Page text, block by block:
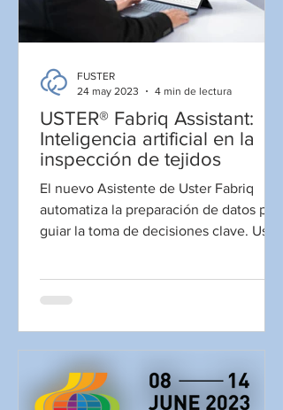
USTER® Fabriq Assistant:
Inteligencia artificial en la
inspección de tejidos
El nuevo Asistente de Uster Fabriq
automatiza la preparación de datos para
guiar la toma de decisiones clave. Uster
FUSTER
24 may 2023
4 min de lectura